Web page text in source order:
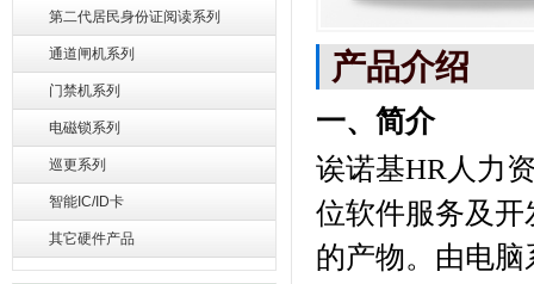
第二代居民身份证阅读系列
通道闸机系列
门禁机系列
电磁锁系列
巡更系列
智能IC/ID卡
其它硬件产品
产品介绍
一、简介
诶诺基HR人力
位软件服务及
的产物。由电